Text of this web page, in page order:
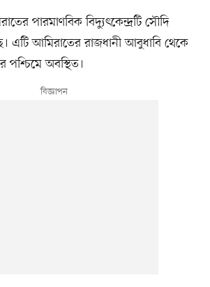
পারমাণবিক বিদ্যুৎকেন্দ্রটি সৌদি
এটি আমিরাতের রাজধানী আবুধাবি থেকে
পশ্চিমে অবস্থিত।